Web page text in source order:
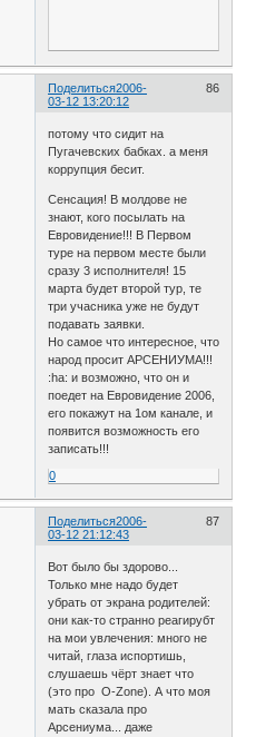
Поделиться 86
2006-
03-12 13:20:12
потому что сидит на
Пугачевских бабках. а меня
коррупция бесит.
Сенсация! В молдове не
знают, кого посылать на
Евровидение!!! В Первом
туре на первом месте были
сразу 3 исполнителя! 15
марта будет второй тур, те
три учасника уже не будут
подавать заявки.
Но самое что интересное, что
народ просит АРСЕНИУМА!!!
:ha: и возможно, что он и
поедет на Евровидение 2006,
его покажут на 1ом канале, и
появится возможность его
записать!!!
0
Поделиться 87
2006-
03-12 21:12:43
Вот было бы здорово...
Только мне надо будет
убрать от экрана родителей:
они как-то странно реагирубт
на мои увлечения: много не
читай, глаза испортишь,
слушаешь чёрт знает что
(это про O-Zone). А что моя
мать сказала про
Арсениума... даже